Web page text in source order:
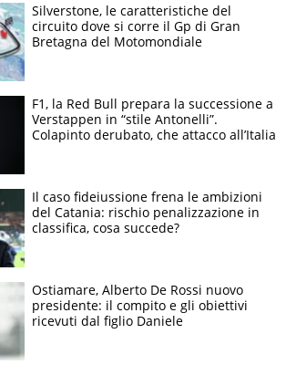
Silverstone, le caratteristiche del
circuito dove si corre il Gp di Gran
Bretagna del Motomondiale
F1, la Red Bull prepara la successione a
Verstappen in “stile Antonelli”.
Colapinto derubato, che attacco all’Italia
Il caso fideiussione frena le ambizioni
del Catania: rischio penalizzazione in
classifica, cosa succede?
Ostiamare, Alberto De Rossi nuovo
presidente: il compito e gli obiettivi
ricevuti dal figlio Daniele